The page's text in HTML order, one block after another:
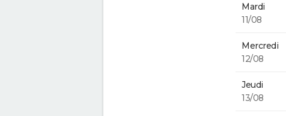
Mardi
11/08
Mercredi
12/08
Jeudi
13/08